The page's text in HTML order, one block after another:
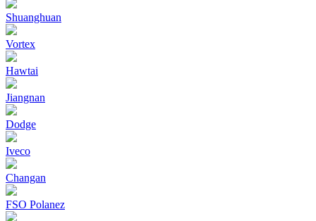
Shuanghuan
Vortex
Hawtai
Jiangnan
Dodge
Iveco
Changan
FSO Polanez